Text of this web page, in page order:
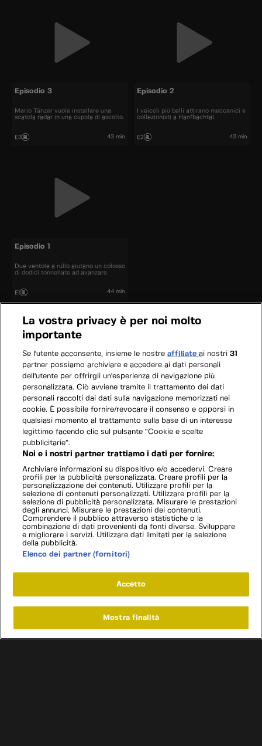
Episodio 3
Mario Tänzer vuole installare una
scatola radar in una cupola di ascolto.
E3 43 min
Episodio 2
I veicoli più belli attirano meccanici e
collezionisti a Hanfbachtal.
E2 43 min
Episodio 1
Due ventole a rullo aiutano un colosso
di dodici tonnellate ad avanzare.
E1 44 min
La vostra privacy è per noi molto
importante
Se l'utente acconsente, insieme le nostreaffiliateai nostri31
partner possiamo archiviare e accedere ai dati personali
dell'utente per offrirgli un'esperienza di navigazione più
personalizzata. Ciò avviene tramite il trattamento dei dati
personali raccolti dai dati sulla navigazione memorizzati nei
cookie. È possibile fornire/revocare il consenso e opporsi in
qualsiasi momento al trattamento sulla base di un interesse
legittimo facendo clic sul pulsante “Cookie e scelte
pubblicitarie”.
Noi e i nostri partner trattiamo i dati per fornire:
Archiviare informazioni su dispositivo e/o accedervi. Creare
profili per la pubblicità personalizzata. Creare profili per la
personalizzazione dei contenuti. Utilizzare profili per la
selezione di contenuti personalizzati. Utilizzare profili per la
selezione di pubblicità personalizzata. Misurare le prestazioni
degli annunci. Misurare le prestazioni dei contenuti.
Comprendere il pubblico attraverso statistiche o la
combinazione di dati provenienti da fonti diverse. Sviluppare
e migliorare i servizi. Utilizzare dati limitati per la selezione
della pubblicità.
Elenco dei partner (fornitori)
Accetto
Mostra finalità